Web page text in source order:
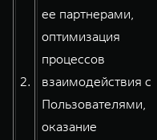
2.
ее партнерами,
оптимизация
процессов
взаимодействия с
Пользователями,
оказание